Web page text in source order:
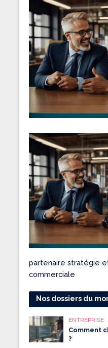
partenaire stratégie
commerciale
Nos dossiers du
ENTREPRISE
Comment
?